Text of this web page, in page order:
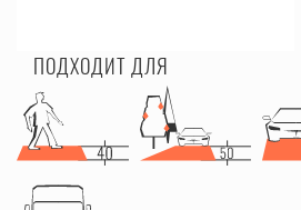
ПОДХОДИТ ДЛЯ